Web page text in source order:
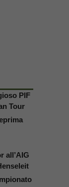
PIF
Tour
all’AIG